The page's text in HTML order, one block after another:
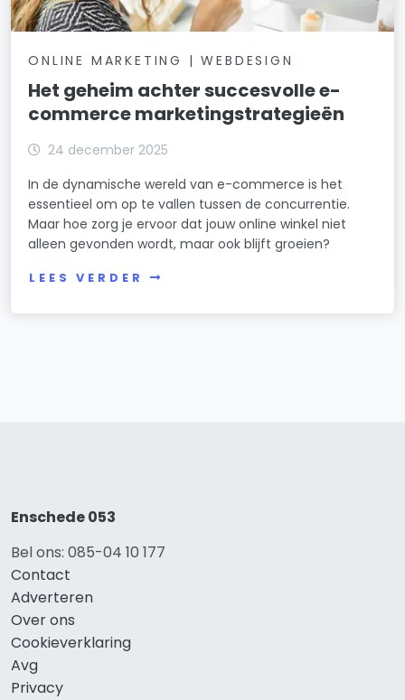
ONLINE MARKETING | WEBDESIGN
Het geheim achter succesvolle e-
commerce marketingstrategieën
24 december 2025
In de dynamische wereld van e-commerce is het
essentieel om op te vallen tussen de concurrentie.
Maar hoe zorg je ervoor dat jouw online winkel niet
alleen gevonden wordt, maar ook blijft groeien?
LEES VERDER
Enschede 053
Bel ons: 085-04 10 177
Contact
Adverteren
Over ons
Cookieverklaring
Avg
Privacy